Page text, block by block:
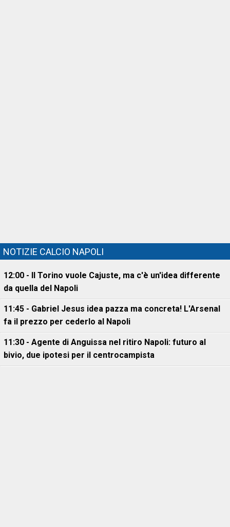
NOTIZIE CALCIO NAPOLI
12:00 - Il Torino vuole Cajuste, ma c'è un'idea differente
da quella del Napoli
11:45 - Gabriel Jesus idea pazza ma concreta! L'Arsenal
fa il prezzo per cederlo al Napoli
11:30 - Agente di Anguissa nel ritiro Napoli: futuro al
bivio, due ipotesi per il centrocampista